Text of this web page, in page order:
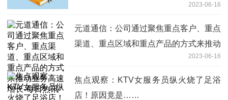
2023-06-16
元道通信：公司通过聚焦重点客户、重点
渠道、重点区域和重点产品的方式来推动
2023-06-16
焦点观察：KTV女服务员纵火烧了足浴
店！原因竟是……